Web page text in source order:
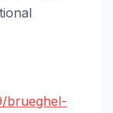
brueghel-